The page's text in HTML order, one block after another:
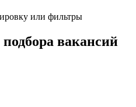
или фильтры
вакансий